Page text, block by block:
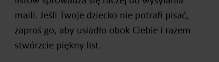
maili. Jeśli Twoje dziecko nie potrafi pisać,
zaproś go, aby usiadło obok Ciebie i razem
stwórzcie piękny list.